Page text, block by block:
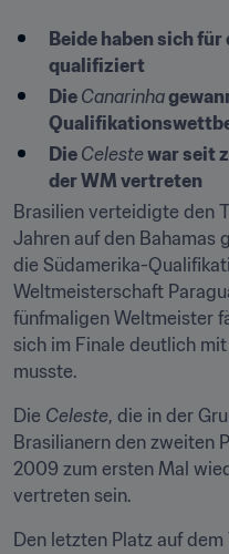
Beide haben sich
qualifiziert
Die Canarinha
Die Celeste war seit
der WM vertreten
Brasilien verteidigte den
Jahren auf den Bahamas
die Südamerika-
Weltmeisterschaft
fünfmaligen Weltmeister
sich im Finale deutlich
musste.
Die Celeste, die in der
Brasilianern den zweiten
2009 zum ersten Mal
vertreten sein.
Den letzten Platz auf